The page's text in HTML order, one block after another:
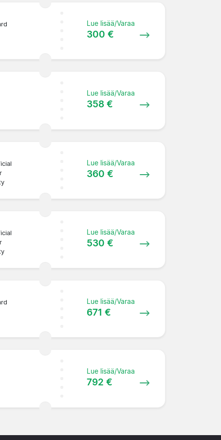
Lue lisää/Varaa
300 €
Lue lisää/Varaa
358 €
Lue lisää/Varaa
360 €
Lue lisää/Varaa
530 €
Lue lisää/Varaa
671 €
Lue lisää/Varaa
792 €